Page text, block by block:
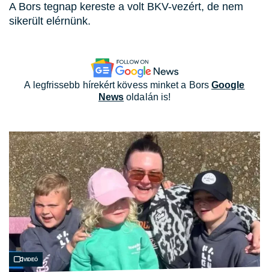
A Bors tegnap kereste a volt BKV-vezért, de nem
sikerült elérnünk.
A legfrissebb hírekért kövess minket a BorsGoogle
News oldalán is!
Videó